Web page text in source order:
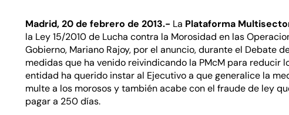
Madrid, 20 de febrero de 2013.- La Plataforma
la Ley 15/2010 de Lucha contra la Morosidad en las
Gobierno, Mariano Rajoy, por el anuncio, durante el Debate
medidas que ha venido reivindicando la PMcM para reducir
entidad ha querido instar al Ejecutivo a que generalice la
multe a los morosos y también acabe con el fraude de ley
pagar a 250 días.